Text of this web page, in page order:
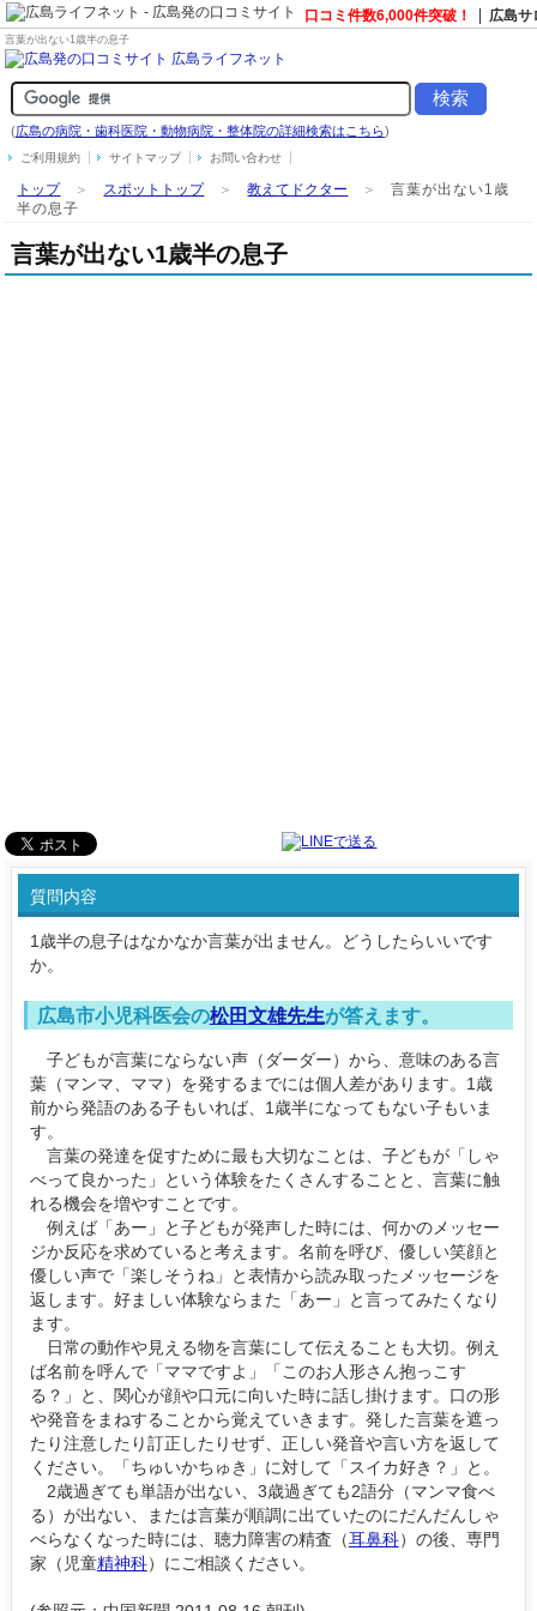
口コミ件数6,000件突破！ 広島サ
言葉が出ない1歳半の息子
(広島の病院・歯科医院・動物病院・整体院の詳細検索はこちら)
ご利用規約 サイトマップ お問い合わせ
トップ＞ スポットトップ＞教えてドクター ＞言葉が出ない1歳
半の息子
言葉が出ない1歳半の息子
質問内容
1歳半の息子はなかなか言葉が出ません。どうしたらいいです
か。
広島市小児科医会の松田文雄先生が答えます。
子どもが言葉にならない声（ダーダー）から、意味のある言
葉（マンマ、ママ）を発するまでには個人差があります。1歳
前から発語のある子もいれば、1歳半になってもない子もいま
す。
言葉の発達を促すために最も大切なことは、子どもが「しゃ
べって良かった」という体験をたくさんすることと、言葉に触
れる機会を増やすことです。
例えば「あー」と子どもが発声した時には、何かのメッセー
ジか反応を求めていると考えます。名前を呼び、優しい笑顔と
優しい声で「楽しそうね」と表情から読み取ったメッセージを
返します。好ましい体験ならまた「あー」と言ってみたくなり
ます。
日常の動作や見える物を言葉にして伝えることも大切。例え
ば名前を呼んで「ママですよ」「このお人形さん抱っこす
る？」と、関心が顔や口元に向いた時に話し掛けます。口の形
や発音をまねすることから覚えていきます。発した言葉を遮っ
たり注意したり訂正したりせず、正しい発音や言い方を返して
ください。「ちゅいかちゅき」に対して「スイカ好き？」と。
2歳過ぎても単語が出ない、3歳過ぎても2語分（マンマ食べ
る）が出ない、または言葉が順調に出ていたのにだんだんしゃ
べらなくなった時には、聴力障害の精査（耳鼻科）の後、専門
家（児童精神科）にご相談ください。